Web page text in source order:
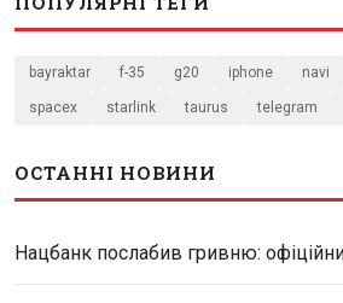
bayraktar f-35 g20 iphone navi
spacex starlink taurus telegram
ОСТАННІ НОВИНИ
Нацбанк послабив гривню: